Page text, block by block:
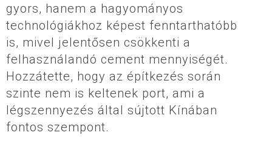
gyors, hanem a hagyományos
technológiákhoz képest fenntarthatóbb
is, mivel jelentősen csökkenti a
felhasználandó cement mennyiségét.
Hozzátette, hogy az építkezés során
szinte nem is keltenek port, ami a
légszennyezés által sújtott Kínában
fontos szempont.